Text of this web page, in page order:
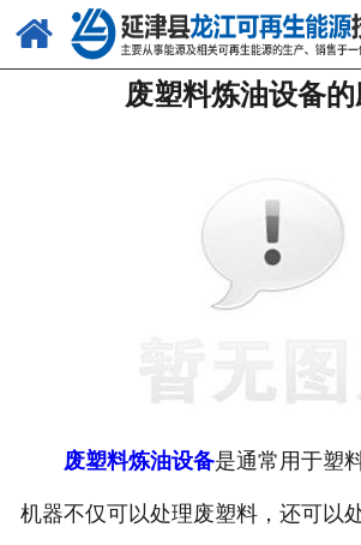
废塑料炼油设备的
废塑料炼油设备是通常用于塑
机器不仅可以处理废塑料，还可以